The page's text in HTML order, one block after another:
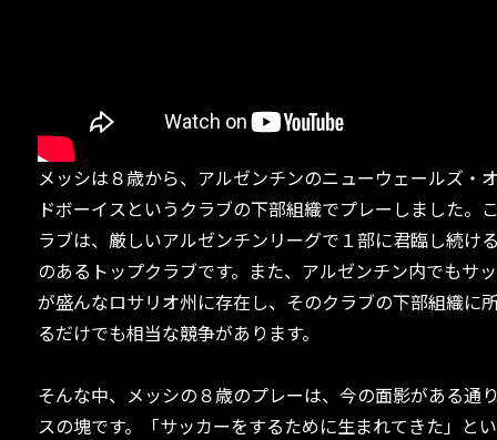
メッシは８歳から、アルゼンチンのニューウェールズ・
ドボーイスというクラブの下部組織でプレーしました。
ラブは、厳しいアルゼンチンリーグで１部に君臨し続け
のあるトップクラブです。また、アルゼンチン内でもサ
が盛んなロサリオ州に存在し、そのクラブの下部組織に
るだけでも相当な競争があります。
そんな中、メッシの８歳のプレーは、今の面影がある通
スの塊です。「サッカーをするために生まれてきた」と